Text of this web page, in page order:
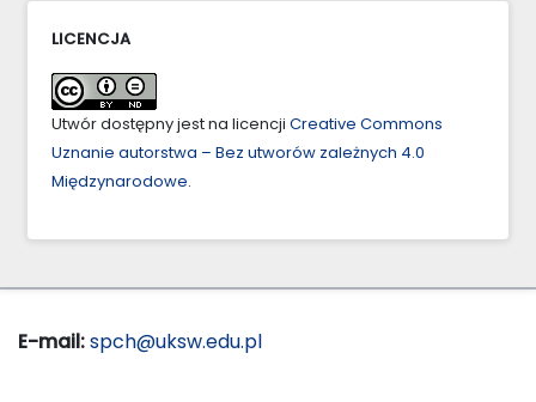
LICENCJA
Utwór dostępny jest na licencji Creative Commons
Uznanie autorstwa – Bez utworów zależnych 4.0
Międzynarodowe.
E-mail:spch@uksw.edu.pl